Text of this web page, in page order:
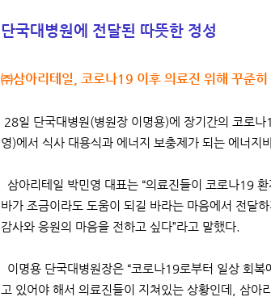
단국대병원에 전달된 따뜻한 정성
㈜삼아리테일, 코로나19 이후 의료진 위해 꾸준히
28일 단국대병원(병원장 이명용)에 장기간의 코로
영)에서 식사 대용식과 에너지 보충제가 되는 에너
삼아리테일 박민영 대표는 “의료진들이 코로나19
바가 조금이라도 도움이 되길 바라는 마음에서 전달
감사와 응원의 마음을 전하고 싶다”라고 말했다.
이명용 단국대병원장은 “코로나19로부터 일상 회
고 있어야 해서 의료진들이 지쳐있는 상황인데, 삼아